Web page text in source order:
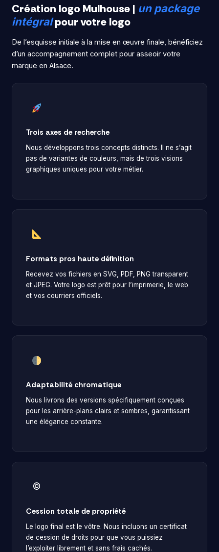
Création logo Mulhouse | un package
intégralpour votre logo
De l’esquisse initiale à la mise en œuvre finale, bénéficiez
d’un accompagnement complet pour asseoir votre
marque en Alsace.
Trois axes de recherche
Nous développons trois concepts distincts. Il ne s’agit
pas de variantes de couleurs, mais de trois visions
graphiques uniques pour votre métier.
Formats pros haute définition
Recevez vos fichiers en SVG, PDF, PNG transparent
et JPEG. Votre logo est prêt pour l’imprimerie, le web
et vos courriers officiels.
Adaptabilité chromatique
Nous livrons des versions spécifiquement conçues
pour les arrière-plans clairs et sombres, garantissant
une élégance constante.
©️
Cession totale de propriété
Le logo final est le vôtre. Nous incluons un certificat
de cession de droits pour que vous puissiez
l’exploiter librement et sans frais cachés.